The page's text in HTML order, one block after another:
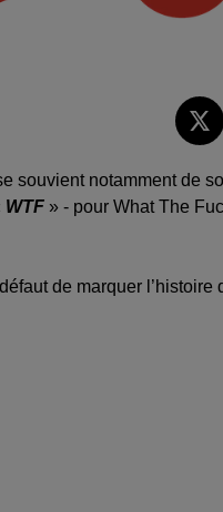
souvient notamment de
WTF » - pour What The
de marquer l’histoire